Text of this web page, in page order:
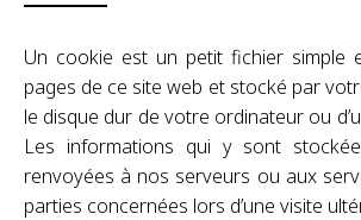
Un cookie est un petit fichier simple
pages de ce site web et stocké par
le disque dur de votre ordinateur ou
Les informations qui y sont
renvoyées à nos serveurs ou aux
parties concernées lors d’une visite